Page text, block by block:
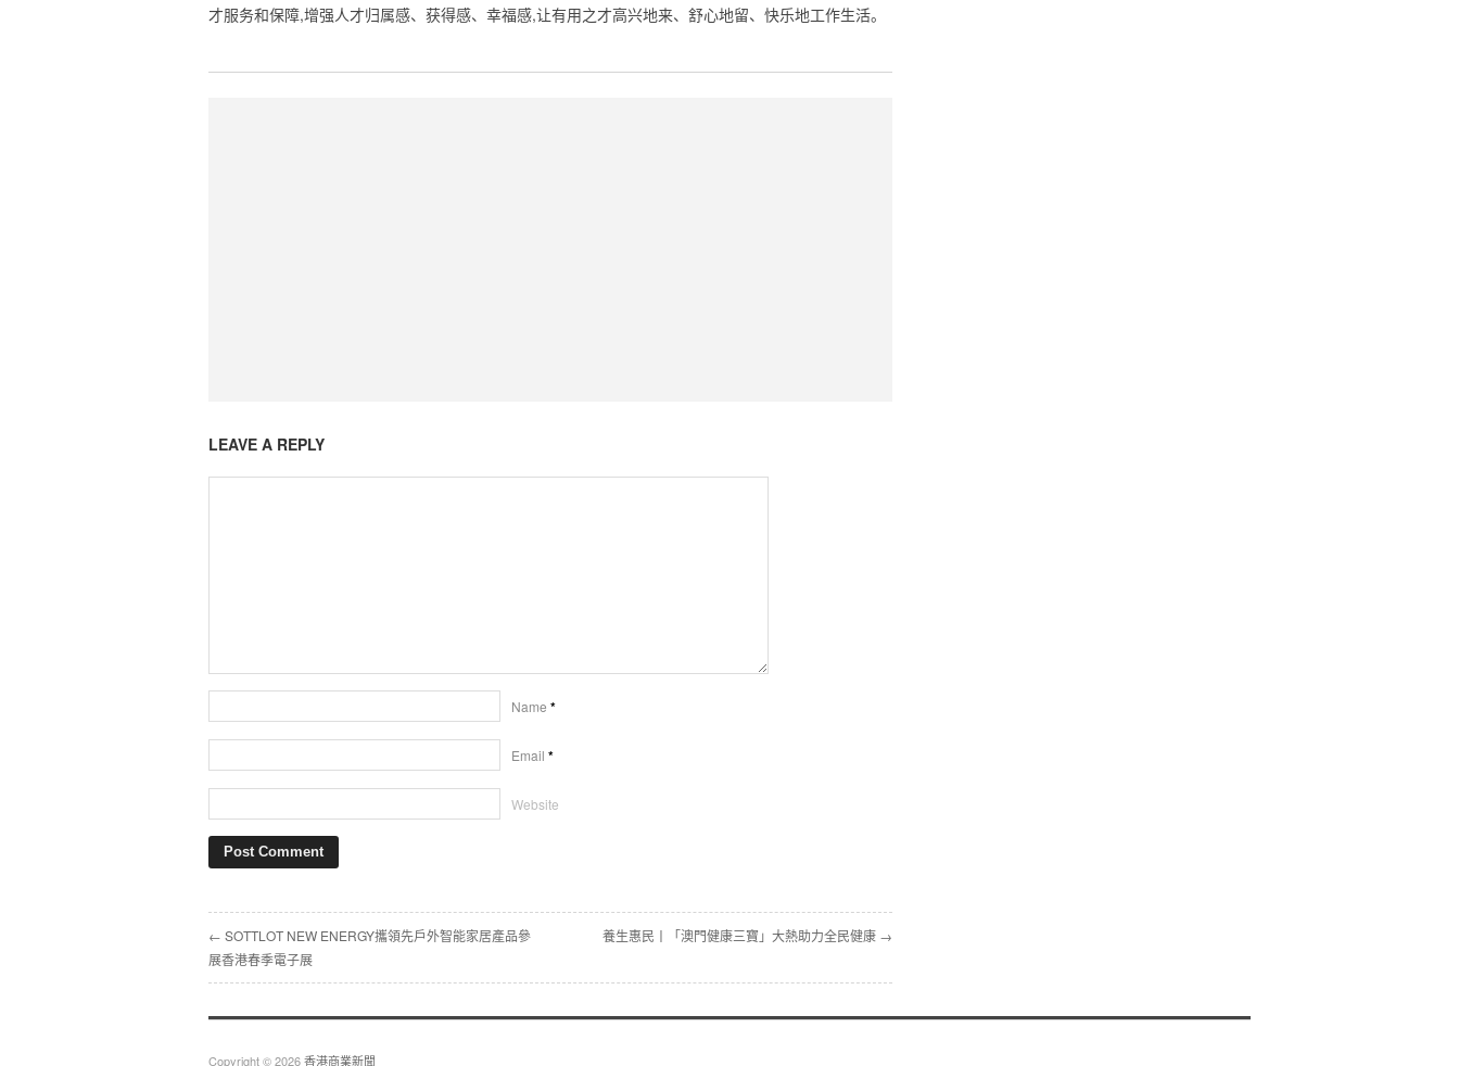
才服务和保障,增强人才归属感、获得感、幸福感,让有用之才高兴地来、舒心地留、快乐地工作生活。
LEAVE A REPLY
Name *
Email *
Website
← SOTTLOT NEW ENERGY攜領先戶外智能家居產品參
展香港春季電子展
養生惠民丨「澳門健康三寶」大熱助力全民健康 →
Copyright © 2026香港商業新聞